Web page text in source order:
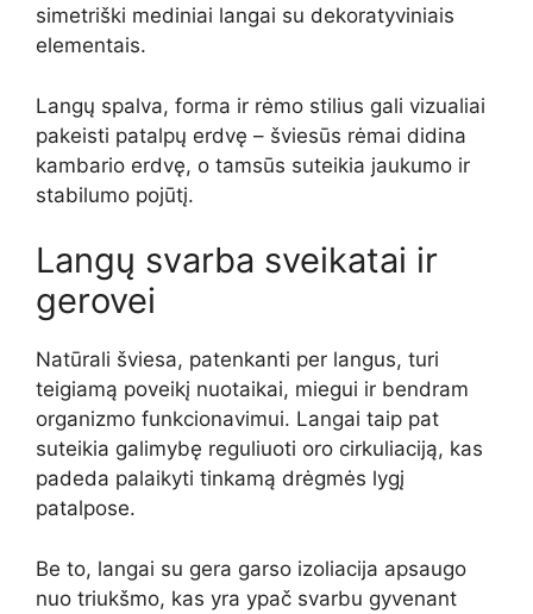
simetriški mediniai langai su dekoratyviniais
elementais.
Langų spalva, forma ir rėmo stilius gali vizualiai
pakeisti patalpų erdvę – šviesūs rėmai didina
kambario erdvę, o tamsūs suteikia jaukumo ir
stabilumo pojūtį.
Langų svarba sveikatai ir
gerovei
Natūrali šviesa, patenkanti per langus, turi
teigiamą poveikį nuotaikai, miegui ir bendram
organizmo funkcionavimui. Langai taip pat
suteikia galimybę reguliuoti oro cirkuliaciją, kas
padeda palaikyti tinkamą drėgmės lygį
patalpose.
Be to, langai su gera garso izoliacija apsaugo
nuo triukšmo, kas yra ypač svarbu gyvenant